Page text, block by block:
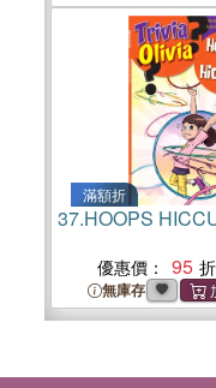
滿額折
37.HOOPS
優惠價： 95
無庫存